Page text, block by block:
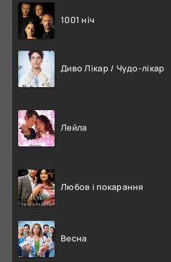
1001 ніч
Диво Лікар / Чудо-лікар
Лейла
Любов і покарання
Весна